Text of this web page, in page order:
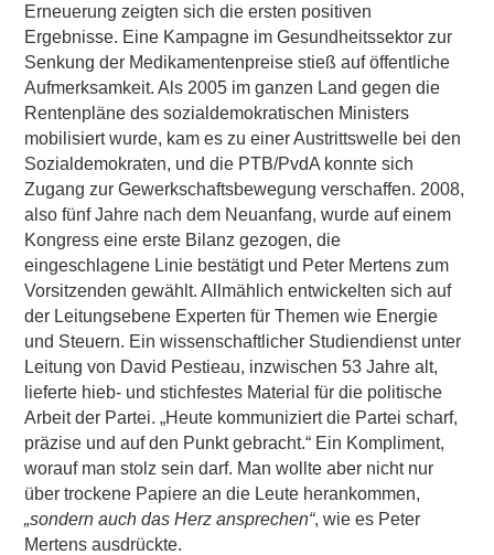
Erneuerung zeigten sich die ersten positiven
Ergebnisse. Eine Kampagne im Gesundheitssektor zur
Senkung der Medikamentenpreise stieß auf öffentliche
Aufmerksamkeit. Als 2005 im ganzen Land gegen die
Rentenpläne des sozialdemokratischen Ministers
mobilisiert wurde, kam es zu einer Austrittswelle bei den
Sozialdemokraten, und die PTB/PvdA konnte sich
Zugang zur Gewerkschaftsbewegung verschaffen. 2008,
also fünf Jahre nach dem Neuanfang, wurde auf einem
Kongress eine erste Bilanz gezogen, die
eingeschlagene Linie bestätigt und Peter Mertens zum
Vorsitzenden gewählt. Allmählich entwickelten sich auf
der Leitungsebene Experten für Themen wie Energie
und Steuern. Ein wissenschaftlicher Studiendienst unter
Leitung von David Pestieau, inzwischen 53 Jahre alt,
lieferte hieb- und stichfestes Material für die politische
Arbeit der Partei. „Heute kommuniziert die Partei scharf,
präzise und auf den Punkt gebracht.“ Ein Kompliment,
worauf man stolz sein darf. Man wollte aber nicht nur
über trockene Papiere an die Leute herankommen,
„sondern auch das Herz ansprechen“, wie es Peter
Mertens ausdrückte.